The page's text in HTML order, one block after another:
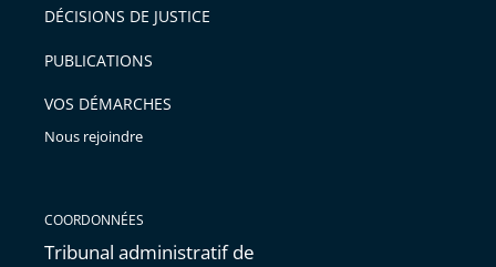
DÉCISIONS DE JUSTICE
PUBLICATIONS
VOS DÉMARCHES
Nous rejoindre
COORDONNÉES
Tribunal administratif de